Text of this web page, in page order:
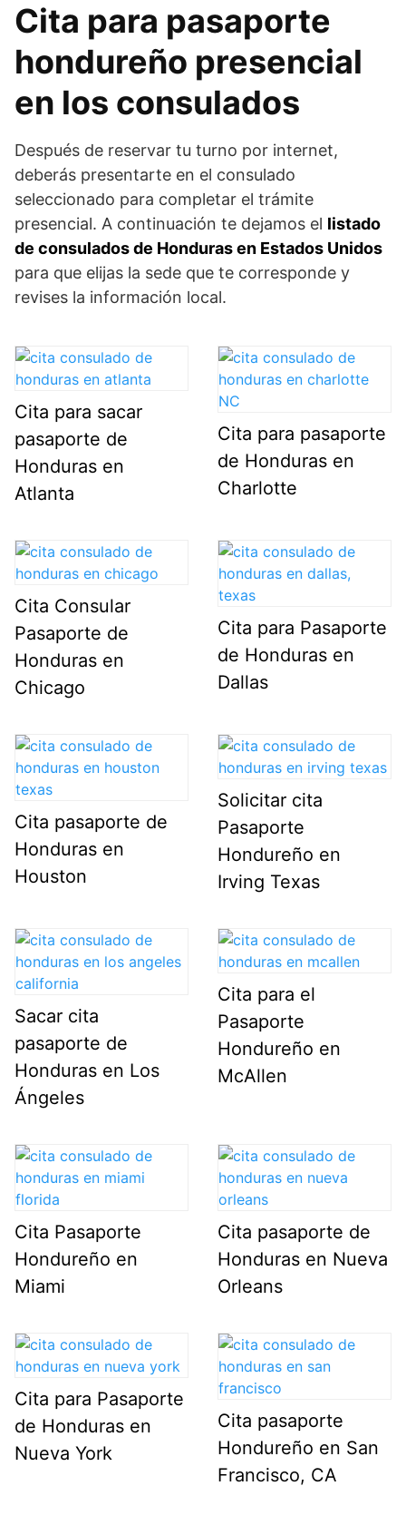
Cita para pasaporte
hondureño presencial
en los consulados
Después de reservar tu turno por internet,
deberás presentarte en el consulado
seleccionado para completar el trámite
presencial. A continuación te dejamos el listado
de consulados de Honduras en Estados Unidos
para que elijas la sede que te corresponde y
revises la información local.
Cita para sacar
pasaporte de
Honduras en
Atlanta
Cita para pasaporte
de Honduras en
Charlotte
Cita Consular
Pasaporte de
Honduras en
Chicago
Cita para Pasaporte
de Honduras en
Dallas
Cita pasaporte de
Honduras en
Houston
Solicitar cita
Pasaporte
Hondureño en
Irving Texas
Sacar cita
pasaporte de
Honduras en Los
Ángeles
Cita para el
Pasaporte
Hondureño en
McAllen
Cita Pasaporte
Hondureño en
Miami
Cita pasaporte de
Honduras en Nueva
Orleans
Cita para Pasaporte
de Honduras en
Nueva York
Cita pasaporte
Hondureño en San
Francisco, CA